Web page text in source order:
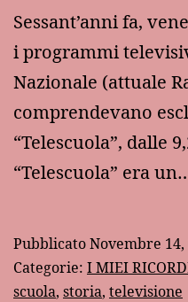
Sessant’anni fa,
i programmi
Nazionale (attuale
comprendevano
“Telescuola”, dalle
“Telescuola” era
PubblicatoNovembre 14,
Categorie: I MIEI
scuola, storia, televisione